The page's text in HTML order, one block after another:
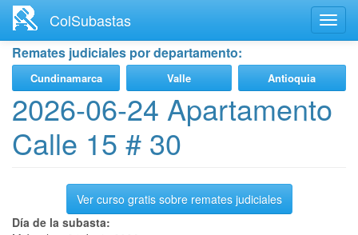
contenido
principal
ColSubastas
Remates judiciales por departamento:
Cundinamarca Valle Antioquia
2026-06-24 Apartamento
Calle 15 # 30
Ver curso gratis sobre remates judiciales
Día de la subasta: